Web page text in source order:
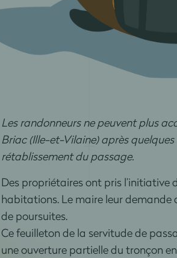
Les randonneurs ne peuvent plus
Briac (Ille-et-Vilaine) après
rétablissement du passage.
Des propriétaires ont pris l’initiative
habitations. Le maire leur demande
de poursuites.
Ce feuilleton de la servitude de
une ouverture partielle du tronçon